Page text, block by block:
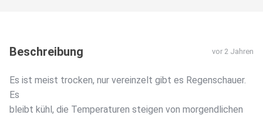
Beschreibung vor 2 Jahren
Es ist meist trocken, nur vereinzelt gibt es Regenschauer.
Es
bleibt kühl, die Temperaturen steigen von morgendlichen